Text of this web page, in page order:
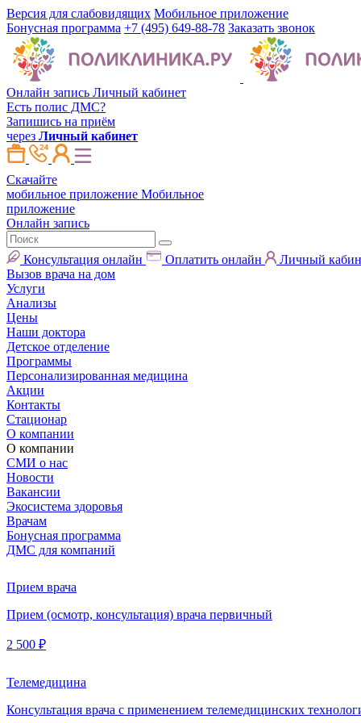
Версия для слабовидящих Мобильное приложение
Бонусная программа +7 (495) 649-88-78 Заказать звонок
Онлайн запись Личный кабинет
Есть полис ДМС?
Запишись на приём
через Личный кабинет
Скачайте
мобильное приложение Мобильное
приложение
Онлайн запись
Консультация онлайн Оплатить онлайн
Личный
Вызов врача на дом
Услуги
Анализы
Цены
Наши доктора
Детское отделение
Программы
Персонализированная медицина
Акции
Контакты
Стационар
О компании
О компании
СМИ о нас
Новости
Вакансии
Экосистема здоровья
Врачам
Бонусная программа
ДМС для компаний
Прием врача
Прием (осмотр, консультация) врача первичный
2 500 ₽
Телемедицина
Консультация врача с применением телемедицинских